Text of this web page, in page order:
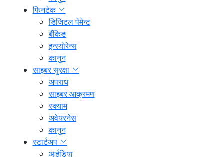
फिनटेक
डिजिटल पेमेन्ट
बैंकिङ
इन्स्योरेन्स
कानुन
साइबर सुरक्षा
अपराध
साइबर आक्रमण
स्क्याम
अवेयरनेस
कानुन
स्टार्टअप
आईडिया